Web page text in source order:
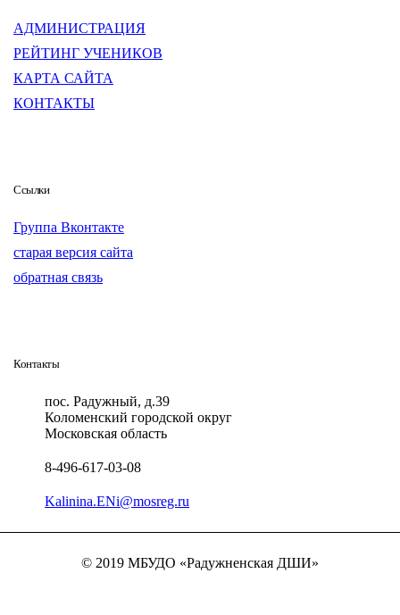
АДМИНИСТРАЦИЯ
РЕЙТИНГ УЧЕНИКОВ
КАРТА САЙТА
КОНТАКТЫ
Ссылки
Группа Вконтакте
старая версия сайта
обратная связь
Контакты
пос. Радужный, д.39
Коломенский городской округ
Московская область
8-496-617-03-08
Kalinina.ENi@mosreg.ru
© 2019 МБУДО «Радужненская ДШИ»